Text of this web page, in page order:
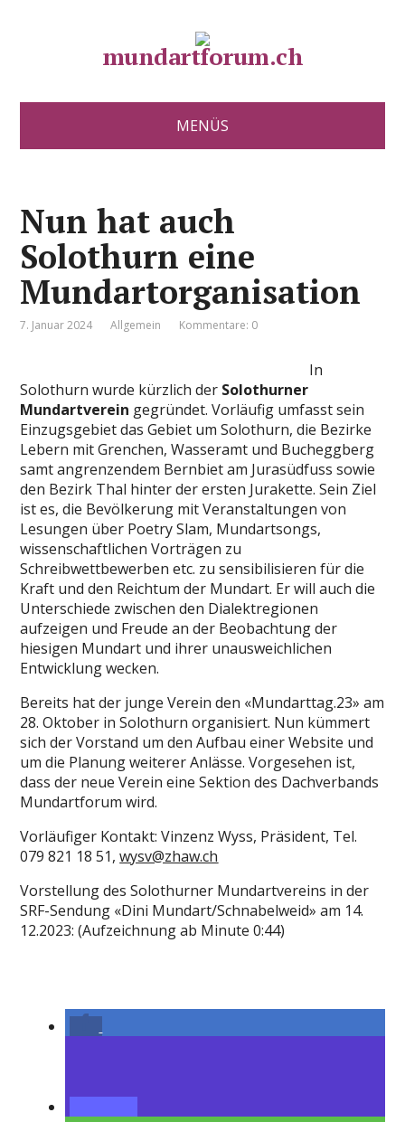
mundartforum.ch
MENÜS
Nun hat auch
Solothurn eine
Mundartorganisation
7. Januar 2024 Allgemein Kommentare: 0
In
Solothurn wurde kürzlich der Solothurner
Mundartverein gegründet. Vorläufig umfasst sein
Einzugsgebiet das Gebiet um Solothurn, die Bezirke
Lebern mit Grenchen, Wasseramt und Bucheggberg
samt angrenzendem Bernbiet am Jurasüdfuss sowie
den Bezirk Thal hinter der ersten Jurakette. Sein Ziel
ist es, die Bevölkerung mit Veranstaltungen von
Lesungen über Poetry Slam, Mundartsongs,
wissenschaftlichen Vorträgen zu
Schreibwettbewerben etc. zu sensibilisieren für die
Kraft und den Reichtum der Mundart. Er will auch die
Unterschiede zwischen den Dialektregionen
aufzeigen und Freude an der Beobachtung der
hiesigen Mundart und ihrer unausweichlichen
Entwicklung wecken.
Bereits hat der junge Verein den «Mundarttag.23» am
28. Oktober in Solothurn organisiert. Nun kümmert
sich der Vorstand um den Aufbau einer Website und
um die Planung weiterer Anlässe. Vorgesehen ist,
dass der neue Verein eine Sektion des Dachverbands
Mundartforum wird.
Vorläufiger Kontakt: Vinzenz Wyss, Präsident, Tel.
079 821 18 51,wysv@zhaw.ch
Vorstellung des Solothurner Mundartvereins in der
SRF-Sendung «Dini Mundart/Schnabelweid» am 14.
12.2023: (Aufzeichnung ab Minute 0:44)